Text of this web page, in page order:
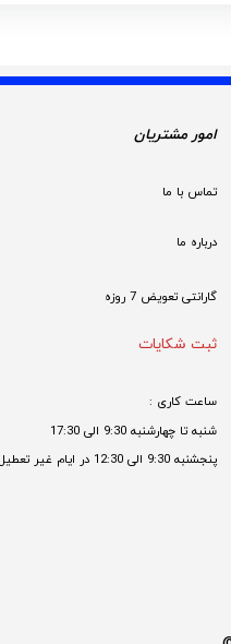
امور مشتریان
تماس با ما
درباره ما
گارانتی تعویض 7 روزه
ثبت شکایات
ساعت کاری :
شنبه تا چهارشنبه 9:30 الی 17:30
پنجشنبه 9:30 الی 12:30 در ایام غیر تعطیل